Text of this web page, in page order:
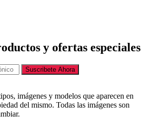
y ofertas especiales
Suscribete Ahora
imágenes y modelos que aparecen en
del mismo. Todas las imágenes son